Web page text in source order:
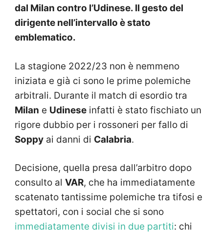
dal Milan contro l’Udinese. Il gesto del
dirigente nell’intervallo è stato
emblematico.
La stagione 2022/23 non è nemmeno
iniziata e già ci sono le prime polemiche
arbitrali. Durante il match di esordio tra
Milan e Udinese infatti è stato fischiato un
rigore dubbio per i rossoneri per fallo di
Soppy ai danni di Calabria.
Decisione, quella presa dall’arbitro dopo
consulto al VAR, che ha immediatamente
scatenato tantissime polemiche tra tifosi e
spettatori, con i social che si sono
immediatamente divisi in due partiti: chi